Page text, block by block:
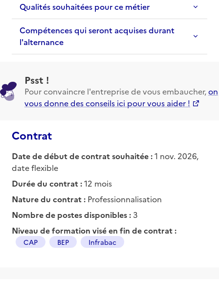
Qualités souhaitées pour ce métier
Compétences qui seront acquises durant
l'alternance
Psst !
Pour convaincre l'entreprise de vous embaucher,on
vous donne des conseils ici pour vous aider !
Contrat
Date de début de contrat souhaitée :1 nov. 2026,
date flexible
Durée du contrat :12 mois
Nature du contrat : Professionnalisation
Nombre de postes disponibles : 3
Niveau de formation visé en fin de contrat :
CAP BEP Infrabac